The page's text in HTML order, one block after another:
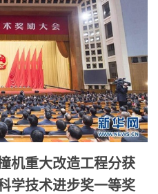
机重大改造工程分获
学技术进步奖一等奖